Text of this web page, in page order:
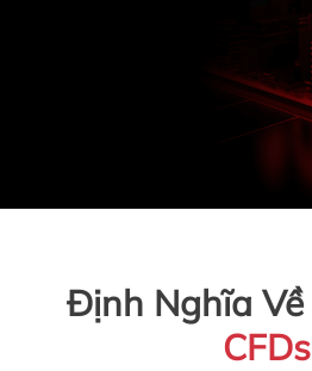
Định Nghĩa Về
CFDs